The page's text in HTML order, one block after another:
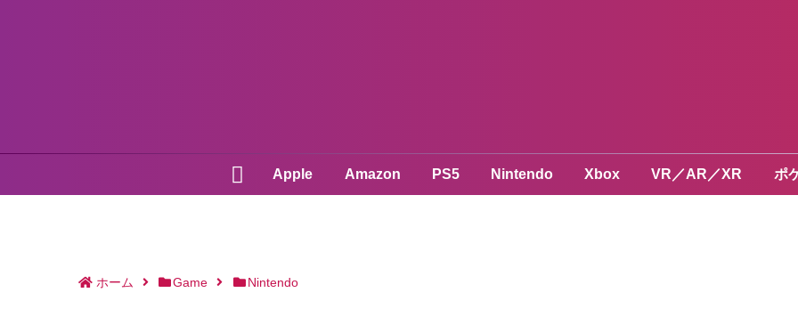
Apple Amazon PS5 Nintendo Xbox VR／AR／XR ポ
ホーム Game Nintendo